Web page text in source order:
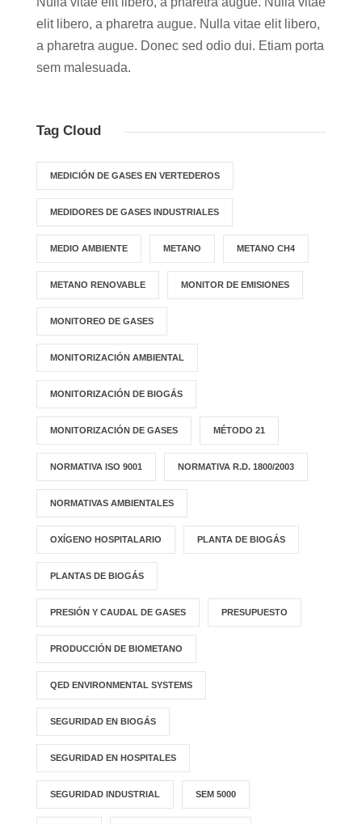
elit libero, a pharetra augue. Nulla vitae elit libero,
a pharetra augue. Donec sed odio dui. Etiam porta
sem malesuada.
Tag Cloud
MEDICIÓN DE GASES EN VERTEDEROS
MEDIDORES DE GASES INDUSTRIALES
MEDIO AMBIENTE METANO METANO CH4
METANO RENOVABLE MONITOR DE EMISIONES
MONITOREO DE GASES
MONITORIZACIÓN AMBIENTAL
MONITORIZACIÓN DE BIOGÁS
MONITORIZACIÓN DE GASES MÉTODO 21
NORMATIVA ISO 9001 NORMATIVA R.D. 1800/2003
NORMATIVAS AMBIENTALES
OXÍGENO HOSPITALARIO PLANTA DE BIOGÁS
PLANTAS DE BIOGÁS
PRESIÓN Y CAUDAL DE GASES PRESUPUESTO
PRODUCCIÓN DE BIOMETANO
QED ENVIRONMENTAL SYSTEMS
SEGURIDAD EN BIOGÁS
SEGURIDAD EN HOSPITALES
SEGURIDAD INDUSTRIAL SEM 5000